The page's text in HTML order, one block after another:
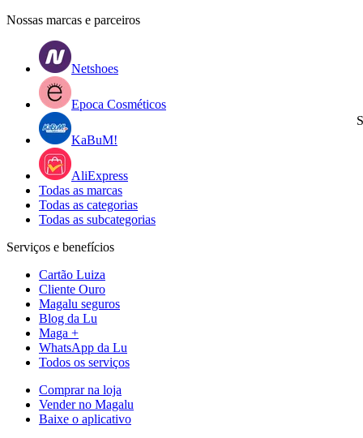
Nossas marcas e parceiros
Netshoes
Epoca Cosméticos
KaBuM!
AliExpress
Todas as marcas
Todas as categorias
Todas as subcategorias
Serviços e benefícios
Cartão Luiza
Cliente Ouro
Magalu seguros
Blog da Lu
Maga +
WhatsApp da Lu
Todos os serviços
Comprar na loja
Vender no Magalu
Baixe o aplicativo